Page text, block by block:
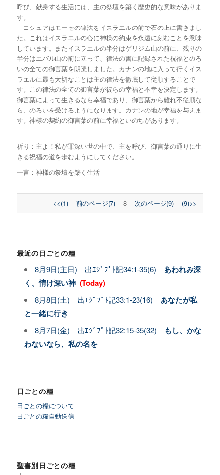
呼び、献身する生活には、主の祭壇を築く歴史的な意味がありま
す。
ヨシュアはモーセの律法をイスラエルの前で石の上に書きまし
た。これはイスラエルの心に神様の約束を永遠に刻むことを意味
しています。またイスラエルの半分はゲリジム山の前に、残りの
半分はエバル山の前に立って、律法の書に記録された祝福とのろ
いの全ての御言葉を朗読しました。カナンの地に入って行くイス
ラエルに最も大切なことは主の律法を徹底して従順することで
す。この律法の全ての御言葉が彼らの幸福と不幸を決定します。
御言葉によって生きるなら幸福であり、御言葉から離れ不従順な
ら、のろいを受けるようになります。カナンの地が幸福を与えま
す。神様の契約の御言葉の前に幸福といのちがあります。
祈り：主よ！私が罪深い世の中で、主を呼び、御言葉の通りに生
きる祝福の道を歩むようにしてください。
一言：神様の祭壇を築く生活
<<(1) 前のページ(7)8 次のページ(9) (9)>>
最近の日ごとの糧
8月9日(主日) 出ｴｼﾞﾌﾟﾄ記34:1-35(6)
あわれみ深
く、情け深い神 (Today)
8月8日(土) 出ｴｼﾞﾌﾟﾄ記33:1-23(16)
あなたが私
と一緒に行き
8月7日(金) 出ｴｼﾞﾌﾟﾄ記32:15-35(32)
もし、かな
わないなら、私の名を
日ごとの糧
日ごとの糧について
日ごとの糧自動送信
聖書別日ごとの糧